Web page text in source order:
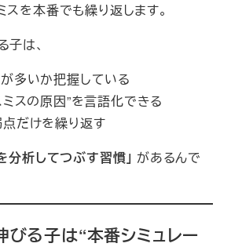
スを本番でも繰り返します。
子は、
多いか把握している
ミスの原因”を言語化できる
だけを繰り返す
分析してつぶす習慣」 があるんで
る子は“本番シミュレー